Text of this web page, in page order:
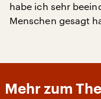
habe ich sehr
Menschen gesagt
Mehr zum